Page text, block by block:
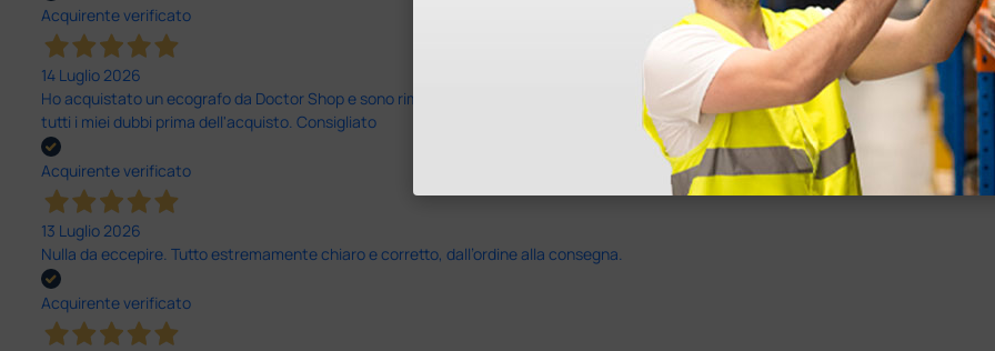
Acquirente verificato
14 Luglio 2026
Ho acquistato un ecografo da Doctor Shop e sono rimasto molto soddisfatto dell'esperienza. Apparecchiatura di qualità, consegna
tutti i miei dubbi prima dell'acquisto. Consigliato
Acquirente verificato
13 Luglio 2026
Nulla da eccepire. Tutto estremamente chiaro e corretto, dall’ordine alla consegna.
Acquirente verificato